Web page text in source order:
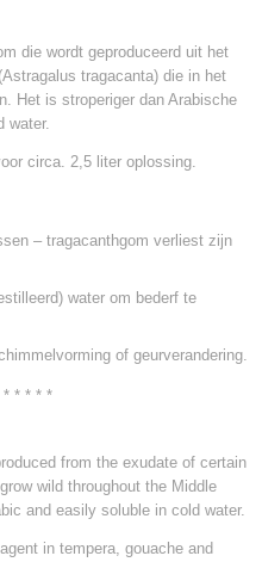
die wordt geproduceerd uit het
tragacanta) die in het
Het is stroperiger dan Arabische
water.
circa. 2,5 liter oplossing.
– tragacanthgom verliest zijn
water om bederf te
of geurverandering.
* * * *
from the exudate of certain
wild throughout the Middle
and easily soluble in cold water.
in tempera, gouache and